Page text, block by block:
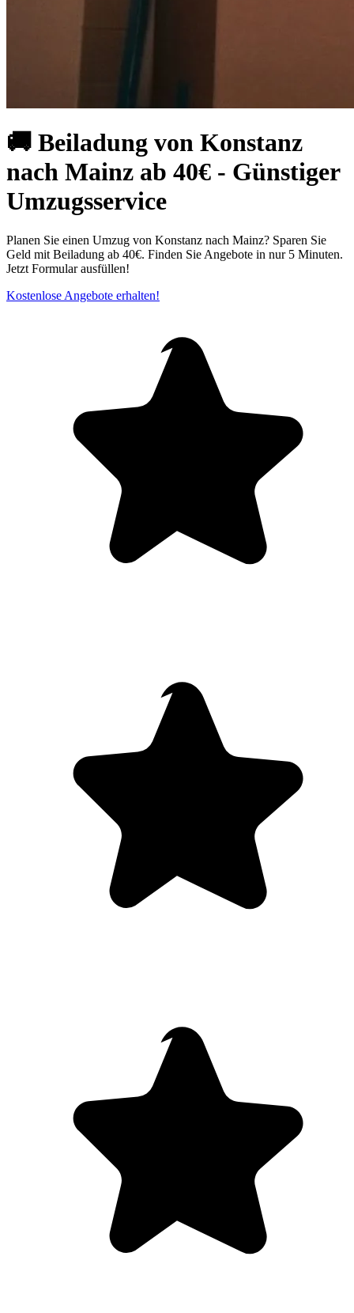
🚚 Beiladung von Konstanz
nach Mainz ab 40€ - Günstiger
Umzugsservice
Planen Sie einen Umzug von Konstanz nach Mainz? Sparen Sie
Geld mit Beiladung ab 40€. Finden Sie Angebote in nur 5 Minuten.
Jetzt Formular ausfüllen!
Kostenlose Angebote erhalten!